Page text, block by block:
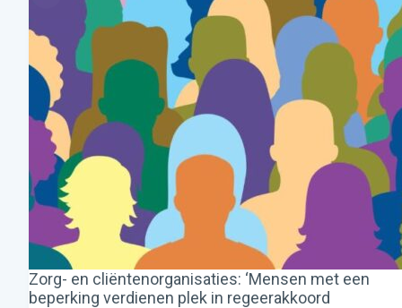
Zorg- en cliëntenorganisaties: ‘Mensen met een
beperking verdienen plek in regeerakkoord